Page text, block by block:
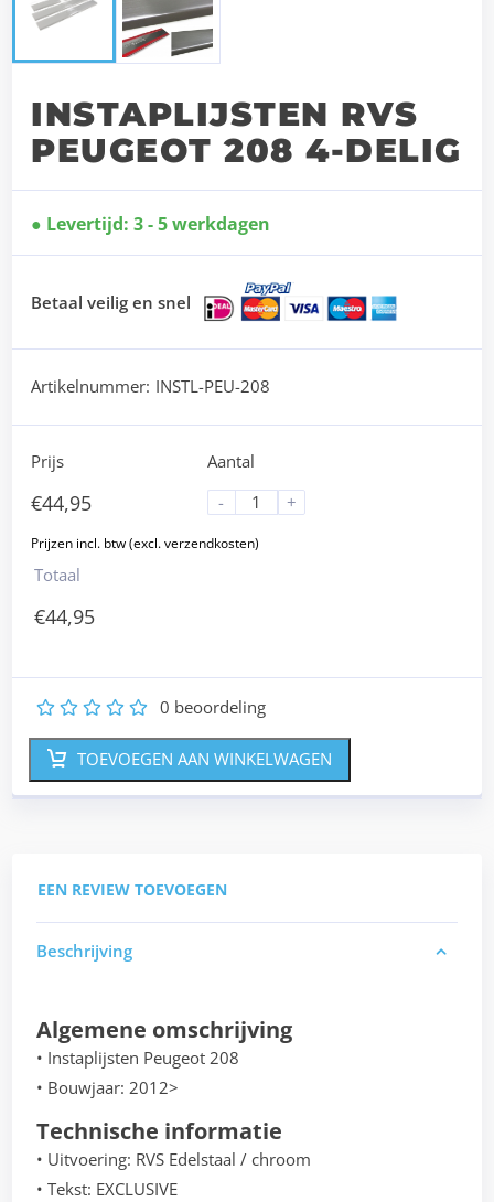
INSTAPLIJSTEN RVS
PEUGEOT 208 4-DELIG
Levertijd: 3 - 5 werkdagen
Betaal veilig en snel
Artikelnummer: INSTL-PEU-208
Prijs
€44,95
Aantal
-
+
Totaal
€44,95
5
4
3
2 0 beoordeling
TOEVOEGEN AAN WINKELWAGEN
EEN REVIEW TOEVOEGEN
Beschrijving
Algemene omschrijving
• Instaplijsten Peugeot 208
• Bouwjaar: 2012>
Technische informatie
• Uitvoering: RVS Edelstaal / chroom
• Tekst: EXCLUSIVE